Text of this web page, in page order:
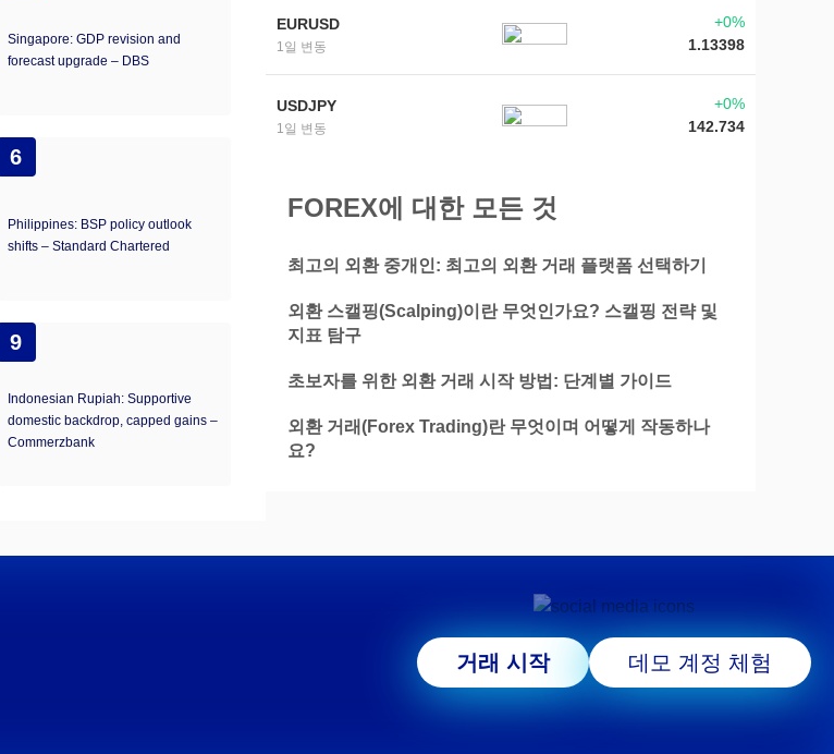
Singapore: GDP revision and
forecast upgrade – DBS
6
Philippines: BSP policy outlook
shifts – Standard Chartered
9
Indonesian Rupiah: Supportive
domestic backdrop, capped gains –
Commerzbank
EURUSD
1일 변동
+0%
1.13398
USDJPY
1일 변동
+0%
142.734
FOREX에 대한 모든 것
최고의 외환 중개인: 최고의 외환 거래 플랫폼 선택하기
외환 스캘핑(Scalping)이란 무엇인가요? 스캘핑 전략 및
지표 탐구
초보자를 위한 외환 거래 시작 방법: 단계별 가이드
외환 거래(Forex Trading)란 무엇이며 어떻게 작동하나
요?
거래 시작 데모 계정 체험